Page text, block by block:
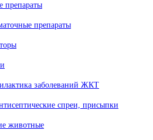
препараты
препараты
заболеваний ЖКТ
спреи, присыпки
животные